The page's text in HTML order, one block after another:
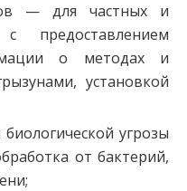
— для частных и
предоставлением
о методах и
установкой
угрозы
от бактерий,